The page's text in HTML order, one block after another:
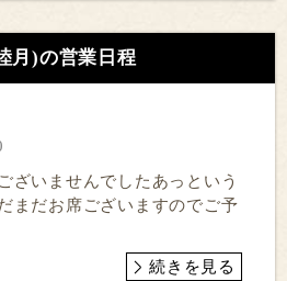
月)の営業日程
ざいませんでしたあっという
まだお席ございますのでご予
続きを見る